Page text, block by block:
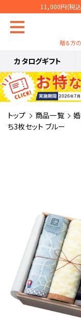
11,000円(税込
贈る方
カタログギフト
トップ 商品一覧
ち3枚セット ブルー